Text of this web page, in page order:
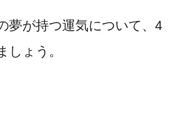
夢が持つ運気について、4
しょう。